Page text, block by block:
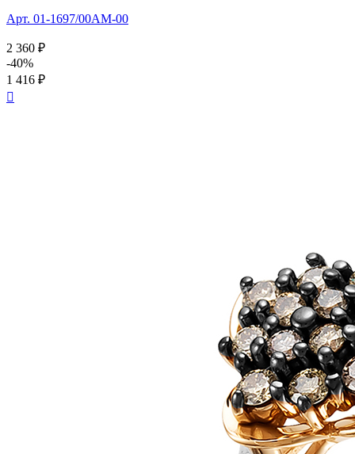
Арт. 01-1697/00АМ-00
2 360 ₽
-40%
1 416 ₽
